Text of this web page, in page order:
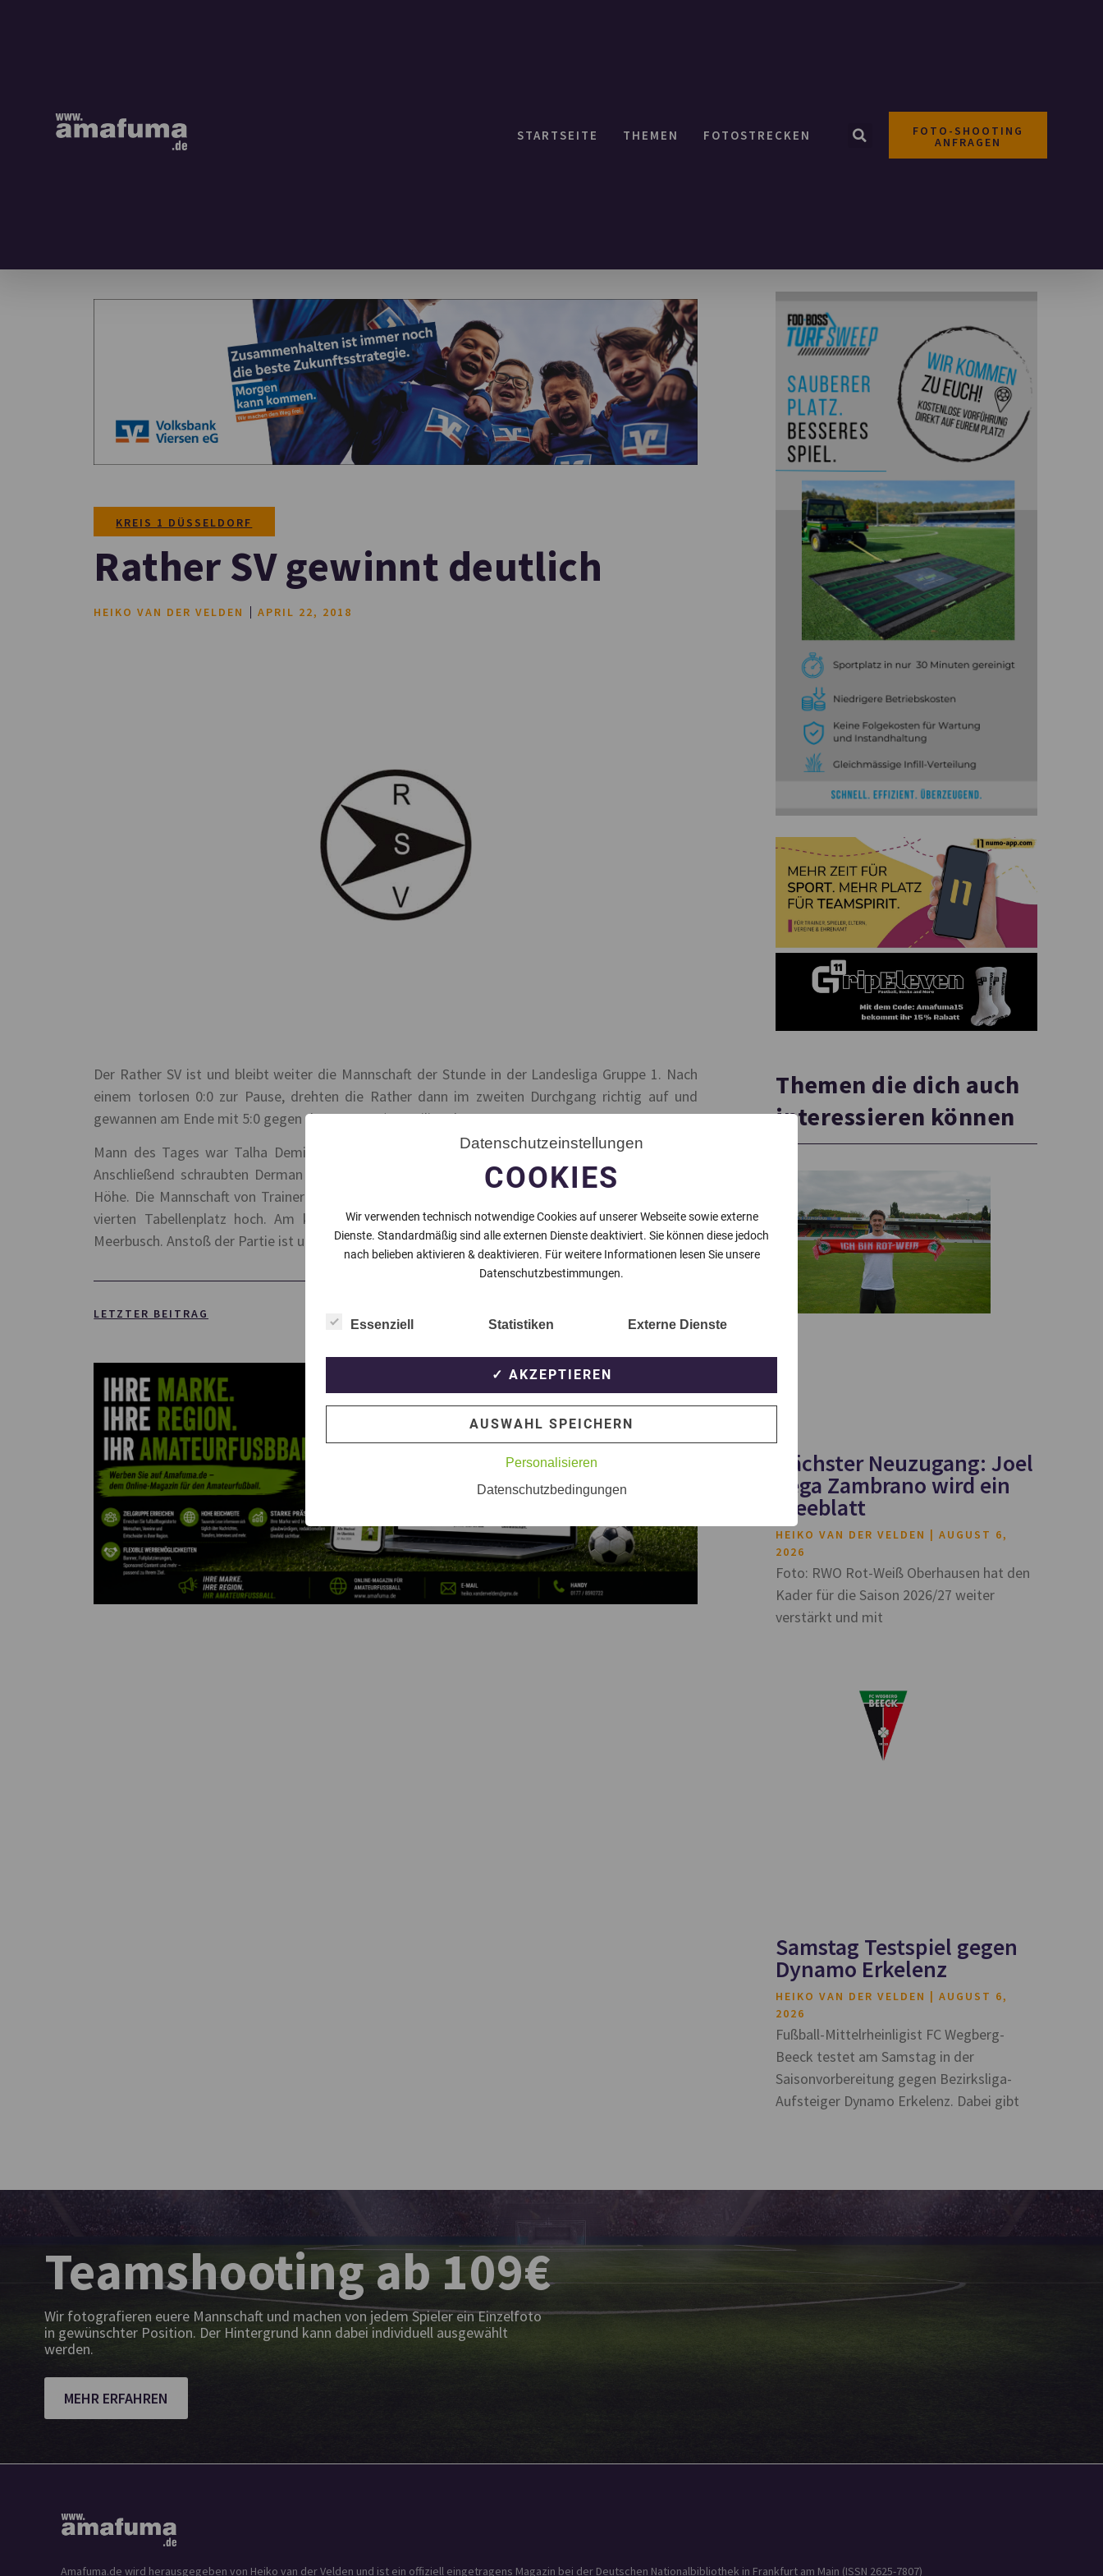
STARTSEITE THEMEN FOTOSTRECKEN FOTO-SHOOTING
ANFRAGEN
KREIS 1 DÜSSELDORF
Rather SV gewinnt deutlich
HEIKO VAN DER VELDEN APRIL 22, 2018
Der Rather SV ist und bleibt weiter die Mannschaft der Stunde in der Landesliga Gruppe 1. Nach
einem torlosen 0:0 zur Pause, drehten die Rather dann im zweiten Durchgang richtig auf und
gewannen am Ende mit 5:0 gegen den SSVG 09/12 Heiligenhaus.
Mann des Tages war Talha Demir, der in nur fünf Minuten einen lupenreinen Hattrick erzielte.
Anschließend schraubten Derman Disbudak und lbrahim Dogan das Ergebnis noch weiter in die
Höhe. Die Mannschaft von Trainer Andreas Kusel schiebt sich durch den erneuten Erfolg auf den
vierten Tabellenplatz hoch. Am kommenden Sonntag geht es dann zum Tabellenführer TSV
Meerbusch. Anstoß der Partie ist um 15 Uhr.
LETZTER BEITRAG
Themen die dich auch
interessieren können
Nächster Neuzugang: Joel
Vega Zambrano wird ein
Kleeblatt
HEIKO VAN DER VELDEN
AUGUST 6,
2026
Foto: RWO Rot-Weiß Oberhausen hat den
Kader für die Saison 2026/27 weiter
verstärkt und mit
Samstag Testspiel gegen
Dynamo Erkelenz
HEIKO VAN DER VELDEN
AUGUST 6,
2026
Fußball-Mittelrheinligist FC Wegberg-
Beeck testet am Samstag in der
Saisonvorbereitung gegen Bezirksliga-
Aufsteiger Dynamo Erkelenz. Dabei gibt
Teamshooting ab 109€
Wir fotografieren euere Mannschaft und machen von jedem Spieler ein Einzelfoto
in gewünschter Position. Der Hintergrund kann dabei individuell ausgewählt
werden.
MEHR ERFAHREN
Amafuma.de wird herausgegeben von Heiko van der Velden und ist ein offiziell eingetragens Magazin bei der Deutschen Nationalbibliothek in Frankfurt am Main (ISSN 2625-7807)
Datenschutzeinstellungen
COOKIES
Wir verwenden technisch notwendige Cookies auf unserer Webseite sowie externe
Dienste. Standardmäßig sind alle externen Dienste deaktiviert. Sie können diese jedoch
nach belieben aktivieren & deaktivieren. Für weitere Informationen lesen Sie unsere
Datenschutzbestimmungen.
Essenziell Statistiken Externe Dienste
✓ AKZEPTIEREN
AUSWAHL SPEICHERN
Personalisieren
Datenschutzbedingungen